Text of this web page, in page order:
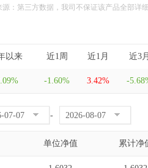
源：第三方数据，我司不保证该产品全部详
以来 近1周 近1月 近3月
-1.60% 3.42% -
-
单位净值 累计净